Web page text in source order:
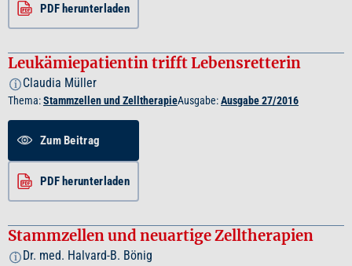
PDF herunterladen
Leukämiepatientin trifft Lebensretterin
i Claudia Müller
Thema:Stammzellen und ZelltherapieAusgabe:Ausgabe 27/2016
Zum Beitrag
PDF herunterladen
Stammzellen und neuartige Zelltherapien
i Dr. med. Halvard-B. Bönig